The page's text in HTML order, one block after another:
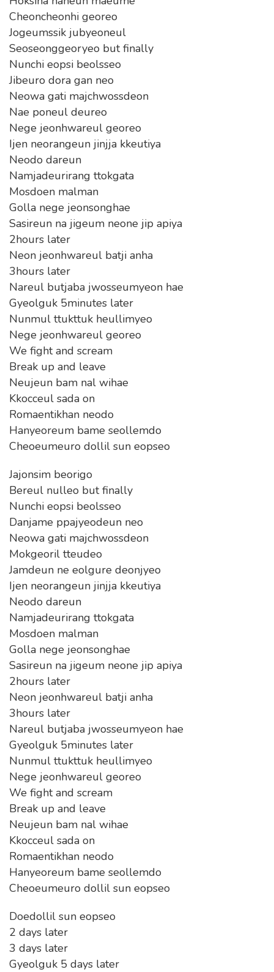
Cheoncheonhi georeo
Jogeumssik jubyeoneul
Seoseonggeoryeo but finally
Nunchi eopsi beolsseo
Jibeuro dora gan neo
Neowa gati majchwossdeon
Nae poneul deureo
Nege jeonhwareul georeo
Ijen neorangeun jinjja kkeutiya
Neodo dareun
Namjadeurirang ttokgata
Mosdoen malman
Golla nege jeonsonghae
Sasireun na jigeum neone jip apiya
2hours later
Neon jeonhwareul batji anha
3hours later
Nareul butjaba jwosseumyeon hae
Gyeolguk 5minutes later
Nunmul ttukttuk heullimyeo
Nege jeonhwareul georeo
We fight and scream
Break up and leave
Neujeun bam nal wihae
Kkocceul sada on
Romaentikhan neodo
Hanyeoreum bame seollemdo
Cheoeumeuro dollil sun eopseo
Jajonsim beorigo
Bereul nulleo but finally
Nunchi eopsi beolsseo
Danjame ppajyeodeun neo
Neowa gati majchwossdeon
Mokgeoril tteudeo
Jamdeun ne eolgure deonjyeo
Ijen neorangeun jinjja kkeutiya
Neodo dareun
Namjadeurirang ttokgata
Mosdoen malman
Golla nege jeonsonghae
Sasireun na jigeum neone jip apiya
2hours later
Neon jeonhwareul batji anha
3hours later
Nareul butjaba jwosseumyeon hae
Gyeolguk 5minutes later
Nunmul ttukttuk heullimyeo
Nege jeonhwareul georeo
We fight and scream
Break up and leave
Neujeun bam nal wihae
Kkocceul sada on
Romaentikhan neodo
Hanyeoreum bame seollemdo
Cheoeumeuro dollil sun eopseo
Doedollil sun eopseo
2 days later
3 days later
Gyeolguk 5 days later